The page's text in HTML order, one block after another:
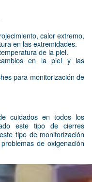
calor extremo,
en las extremidades.
de la piel.
en la piel y las
para monitorización de
cuidados en todos los
este tipo de cierres
tipo de monitorización
de oxigenación